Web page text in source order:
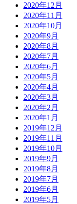
2020年12月
2020年11月
2020年10月
2020年9月
2020年8月
2020年7月
2020年6月
2020年5月
2020年4月
2020年3月
2020年2月
2020年1月
2019年12月
2019年11月
2019年10月
2019年9月
2019年8月
2019年7月
2019年6月
2019年5月